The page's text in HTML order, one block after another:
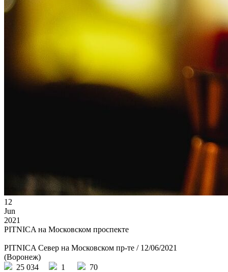
12
Jun
2021
PITNICA на Московском проспекте
PITNICA Север на Московском пр-те / 12/06/2021
(Воронеж)
25 034
1 70